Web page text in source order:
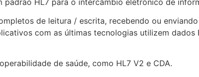
de leitura / escrita, recebendo ou
com as últimas tecnologias utilizem dados
de saúde, como HL7 V2 e CDA.